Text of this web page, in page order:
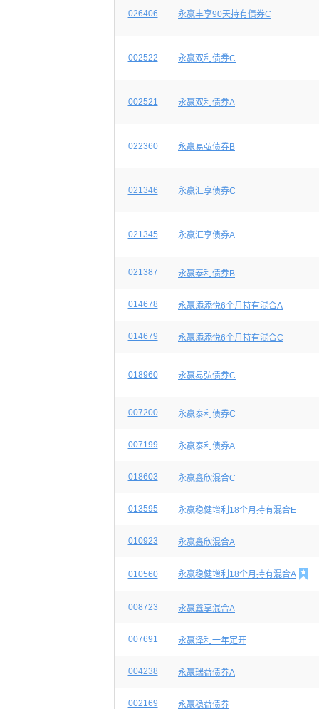
026406 永赢丰享90天持有债券C
002522 永赢双利债券C
002521 永赢双利债券A
022360 永赢易弘债券B
021346 永赢汇享债券C
021345 永赢汇享债券A
021387 永赢泰利债券B
014678 永赢添添悦6个月持有混合A
014679 永赢添添悦6个月持有混合C
018960 永赢易弘债券C
007200 永赢泰利债券C
007199 永赢泰利债券A
018603 永赢鑫欣混合C
013595 永赢稳健增利18个月持有混合E
010923 永赢鑫欣混合A
010560 永赢稳健增利18个月持有混合A 
008723 永赢鑫享混合A
007691 永赢泽利一年定开
004238 永赢瑞益债券A
002169 永赢稳益债券